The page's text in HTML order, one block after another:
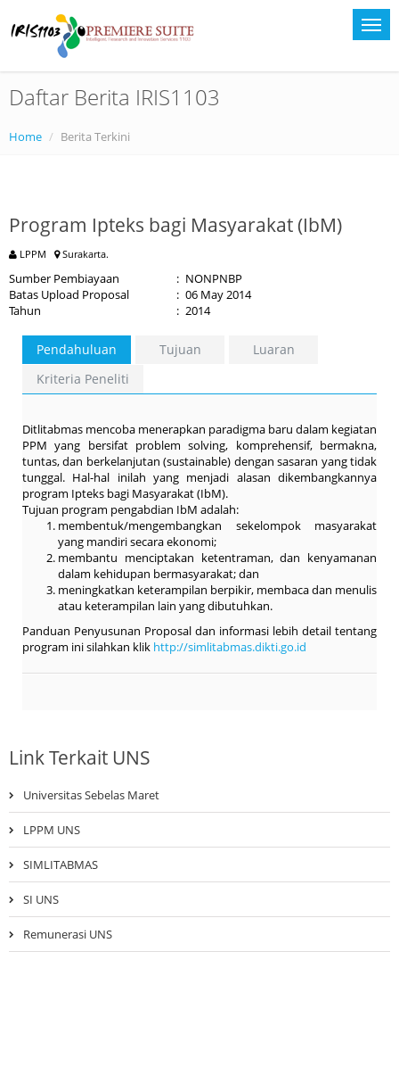
Daftar Berita IRIS1103
Home Berita Terkini
Program Ipteks bagi Masyarakat (IbM)
LPPM Surakarta.
Sumber Pembiayaan : NONPNBP
Batas Upload Proposal
: 06 May 2014
Tahun
: 2014
Pendahuluan Tujuan
Luaran
Kriteria Peneliti
Ditlitabmas mencoba menerapkan paradigma baru dalam kegiatan
PPM yang bersifat problem solving, komprehensif, bermakna,
tuntas, dan berkelanjutan (sustainable) dengan sasaran yang tidak
tunggal. Hal-hal inilah yang menjadi alasan dikembangkannya
program Ipteks bagi Masyarakat (IbM).
Tujuan program pengabdian IbM adalah:
membentuk/mengembangkan sekelompok masyarakat
yang mandiri secara ekonomi;
membantu menciptakan ketentraman, dan kenyamanan
dalam kehidupan bermasyarakat; dan
meningkatkan keterampilan berpikir, membaca dan menulis
atau keterampilan lain yang dibutuhkan.
Panduan Penyusunan Proposal dan informasi lebih detail tentang
program ini silahkan klik http://simlitabmas.dikti.go.id
Link Terkait UNS
Universitas Sebelas Maret
LPPM UNS
SIMLITABMAS
SI UNS
Remunerasi UNS